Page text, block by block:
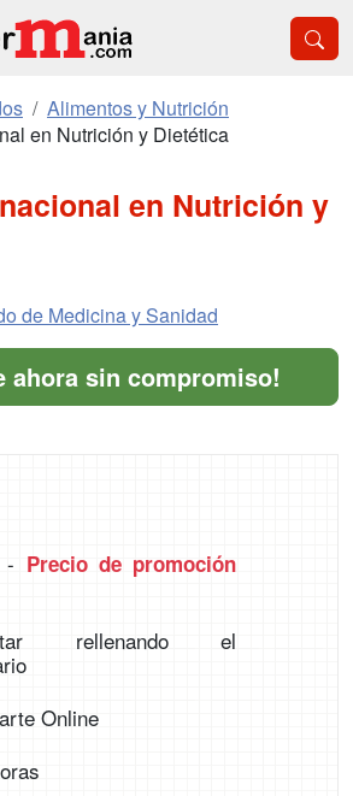
Alimentos y Nutrición
en Nutrición y Dietética
en Nutrición y
de Medicina y Sanidad
ahora sin compromiso!
Precio de promoción
rellenando el
Online